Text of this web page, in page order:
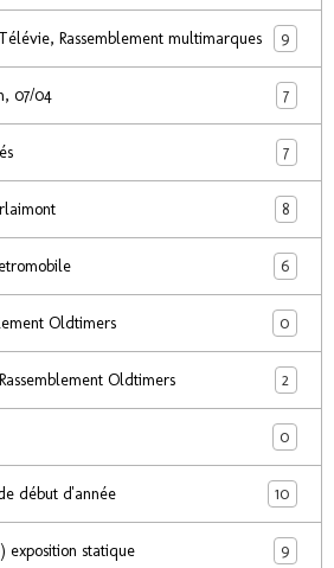
Rassemblement multimarques 9
07/04 7
7
8
6
Oldtimers 0
Oldtimers 2
0
début d'année 10
exposition statique 9